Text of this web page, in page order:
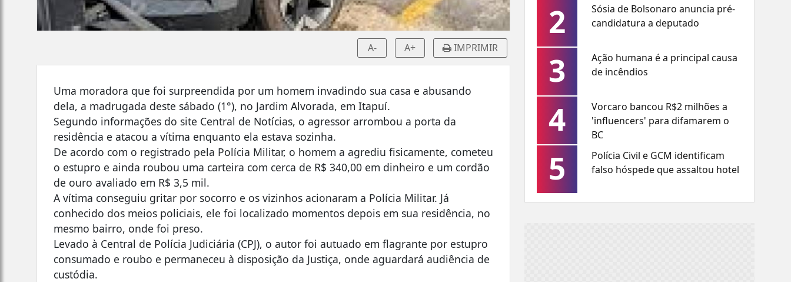
A- A+ IMPRIMIR
Uma moradora que foi surpreendida por um homem invadindo sua casa e abusando
dela, a madrugada deste sábado (1°), no Jardim Alvorada, em Itapuí.
Segundo informações do site Central de Notícias, o agressor arrombou a porta da
residência e atacou a vítima enquanto ela estava sozinha.
De acordo com o registrado pela Polícia Militar, o homem a agrediu fisicamente, cometeu
o estupro e ainda roubou uma carteira com cerca de R$ 340,00 em dinheiro e um cordão
de ouro avaliado em R$ 3,5 mil.
A vítima conseguiu gritar por socorro e os vizinhos acionaram a Polícia Militar. Já
conhecido dos meios policiais, ele foi localizado momentos depois em sua residência, no
mesmo bairro, onde foi preso.
Levado à Central de Polícia Judiciária (CPJ), o autor foi autuado em flagrante por estupro
consumado e roubo e permaneceu à disposição da Justiça, onde aguardará audiência de
custódia.
2
Sósia de Bolsonaro anuncia pré-
candidatura a deputado
3
Ação humana é a principal causa
de incêndios
4
Vorcaro bancou R$2 milhões a
'influencers' para difamarem o
BC
5
Polícia Civil e GCM identificam
falso hóspede que assaltou hotel